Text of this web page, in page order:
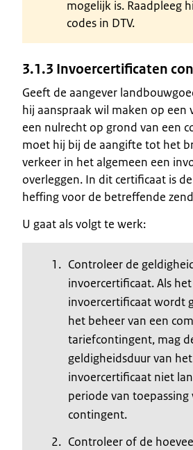
mogelijk is. Raadpleeg
codes in DTV.
3.1.3 Invoercertificaten
Geeft de aangever
hij aanspraak wil maken op een
een nulrecht op grond van een
moet hij bij de aangifte tot het
verkeer in het algemeen een
overleggen. In dit certificaat is
heffing voor de betreffende
U gaat als volgt te werk:
Controleer de
invoercertificaat. Als het
invoercertificaat wordt
het beheer van een
tariefcontingent, mag
geldigheidsduur van het
invoercertificaat niet
periode van toepassing
contingent.
Controleer of de